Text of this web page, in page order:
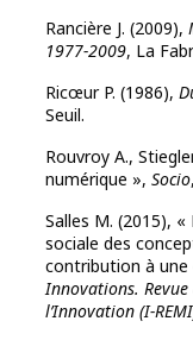
Rancière J. (2009),
1977-2009, La
Ricœur P. (1986),
Seuil.
Rouvroy A.,
numérique », Socio
Salles M. (2015),
sociale des
contribution à une
Innovations. Revue
l’Innovation (I-